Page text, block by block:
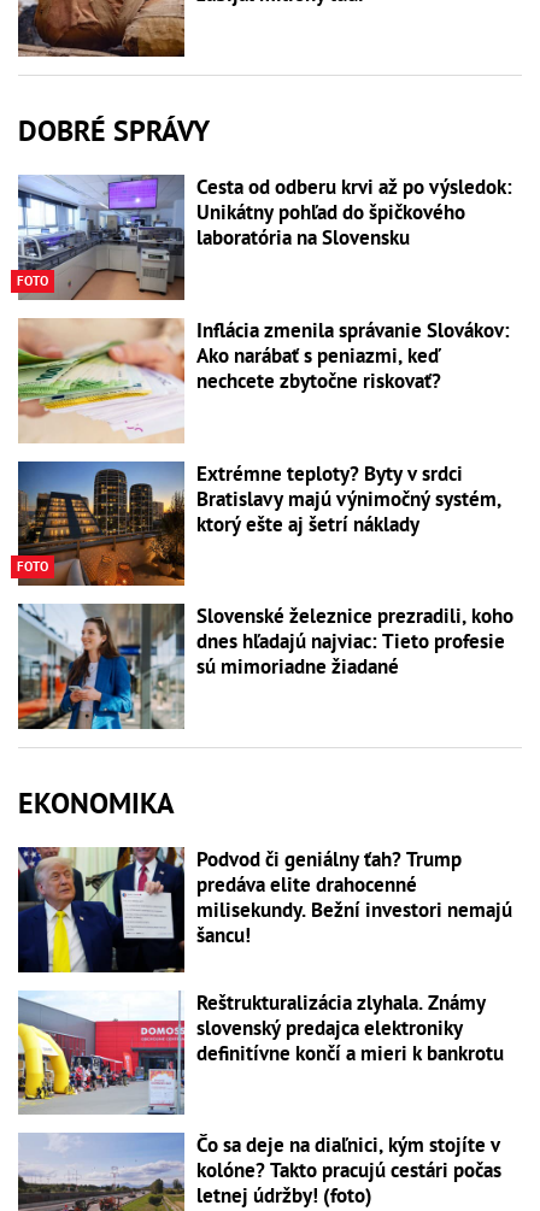
DOBRÉ SPRÁVY
FOTO
Cesta od odberu krvi až po výsledok:
Unikátny pohľad do špičkového
laboratória na Slovensku
Inflácia zmenila správanie Slovákov:
Ako narábať s peniazmi, keď
nechcete zbytočne riskovať?
FOTO
Extrémne teploty? Byty v srdci
Bratislavy majú výnimočný systém,
ktorý ešte aj šetrí náklady
Slovenské železnice prezradili, koho
dnes hľadajú najviac: Tieto profesie
sú mimoriadne žiadané
EKONOMIKA
Podvod či geniálny ťah? Trump
predáva elite drahocenné
milisekundy. Bežní investori nemajú
šancu!
Reštrukturalizácia zlyhala. Známy
slovenský predajca elektroniky
definitívne končí a mieri k bankrotu
Čo sa deje na diaľnici, kým stojíte v
kolóne? Takto pracujú cestári počas
letnej údržby! (foto)